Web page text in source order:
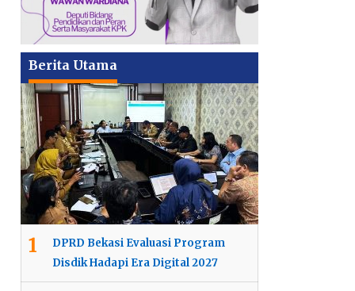
Berita Utama
1
DPRD Bekasi Evaluasi Program
Disdik Hadapi Era Digital 2027